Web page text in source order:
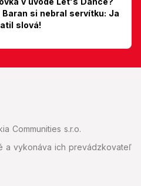
si nebral servítku: Ja
slová!
Communities s.r.o.
a vykonáva ich prevádzkovateľ